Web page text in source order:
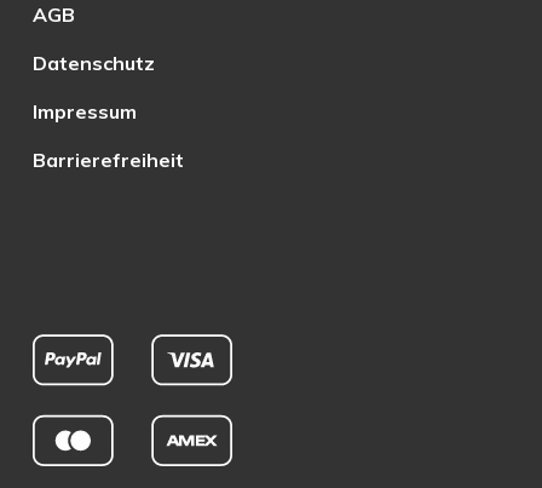
AGB
Datenschutz
Impressum
Barrierefreiheit